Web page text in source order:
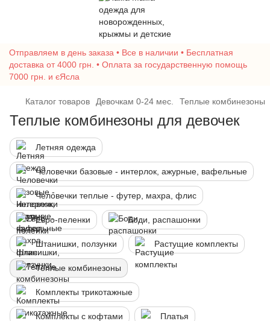
Отправляем в день заказа • Все в наличии • Бесплатная
доставка от 4000 грн. • Оплата за государственную помощь
7000 грн. и єЯсла
Каталог товаров Девочкам 0-24 мес. Теплые комбинезоны
Теплые комбинезоны для девочек
Летняя одежда
Человечки базовые - интерлок, ажурные, вафельные
Человечки теплые - футер, махра, флис
Евро-пеленки Боди, распашонки
Штанишки, ползунки Растущие комплекты
Теплые комбинезоны
Комплекты трикотажные
Комплекты с кофтами Платья